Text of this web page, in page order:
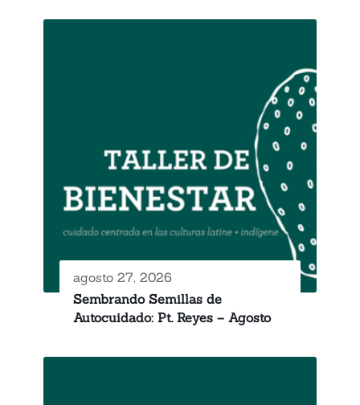
agosto 27, 2026
Sembrando Semillas de
Autocuidado: Pt. Reyes – Agosto